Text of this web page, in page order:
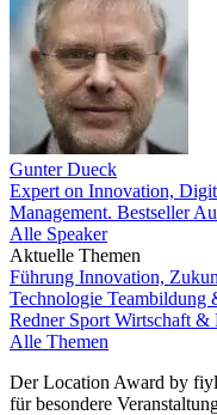
Gunter Dueck
Expert on Innovation,
Management. Bestseller
Alle Speaker
Aktuelle Themen
Führung Innovation,
Technologie Teambildung
Redner Sport Wirtschaft &
Alle Themen
Der Location Award by
für besondere